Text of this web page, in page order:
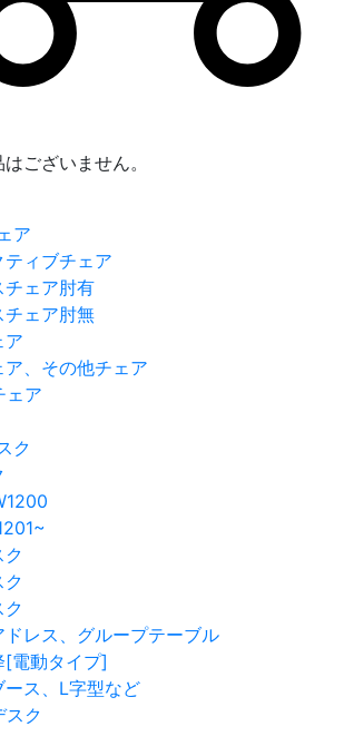
ございません。
ア
ティブチェア
チェア肘有
チェア肘無
ア
ア、その他チェア
ア
ク
ク
ク
ク
ドレス、グループテーブル
[電動タイプ]
ース、L字型など
ク